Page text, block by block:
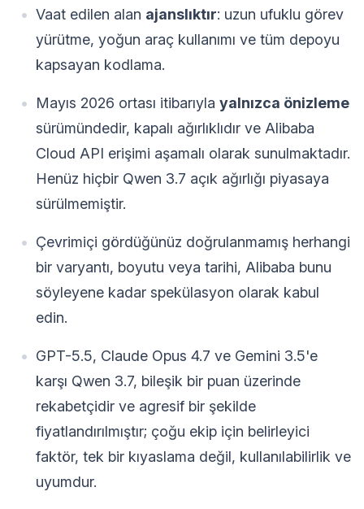
Vaat edilen alan ajanslıktır: uzun ufuklu görev
yürütme, yoğun araç kullanımı ve tüm depoyu
kapsayan kodlama.
Mayıs 2026 ortası itibarıyla yalnızca önizleme
sürümündedir, kapalı ağırlıklıdır ve Alibaba
Cloud API erişimi aşamalı olarak sunulmaktadır.
Henüz hiçbir Qwen 3.7 açık ağırlığı piyasaya
sürülmemiştir.
Çevrimiçi gördüğünüz doğrulanmamış herhangi
bir varyantı, boyutu veya tarihi, Alibaba bunu
söyleyene kadar spekülasyon olarak kabul
edin.
GPT-5.5, Claude Opus 4.7 ve Gemini 3.5'e
karşı Qwen 3.7, bileşik bir puan üzerinde
rekabetçidir ve agresif bir şekilde
fiyatlandırılmıştır; çoğu ekip için belirleyici
faktör, tek bir kıyaslama değil, kullanılabilirlik ve
uyumdur.